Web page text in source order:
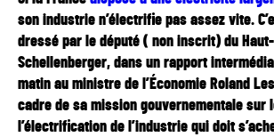
son industrie n’électrifie pas assez vite.
dressé par le député ( non inscrit) du Haut-
Schellenberger, dans un rapport
matin au ministre de l’Économie Roland
cadre de sa mission gouvernementale sur
l’électrification de l’industrie qui doit